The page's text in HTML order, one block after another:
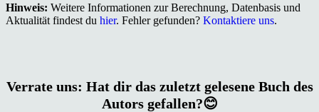
Hinweis: Weitere Informationen zur Berechnung, Datenbasis und
Aktualität findest du hier. Fehler gefunden? Kontaktiere uns.
Verrate uns: Hat dir das zuletzt gelesene Buch des
Autors gefallen?😊